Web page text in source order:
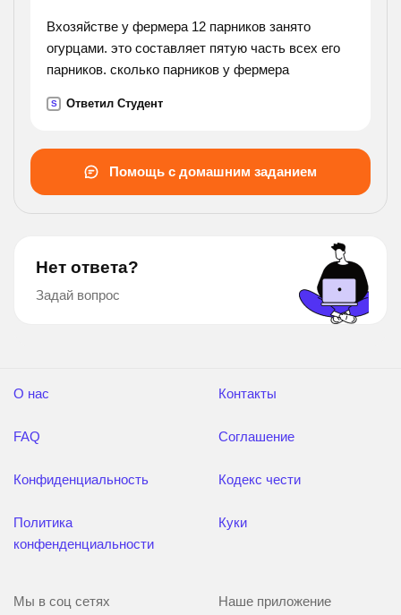
Вхозяйстве у фермера 12 парников занято
огурцами. это составляет пятую часть всех его
парников. сколько парников у фермера
S Ответил Студент
Помощь с домашним заданием
Нет ответа?
Задай вопрос
О нас
FAQ
Конфиденциальность
Политика
конфенденциальности
Контакты
Соглашение
Кодекс чести
Куки
Мы в соц сетях Наше приложение